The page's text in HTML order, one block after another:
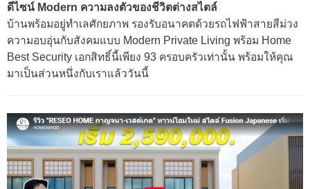
ดีไซน์ Modern ความลงตัวของชีวิตต่างสไตล์
บ้านพร้อมอยู่ทำเลศักยภาพ รองรับอนาคตด้วยรถไฟฟ้าสายสีม่วง
ความอบอุ่นกับสังคมแบบ Modern Private Living พร้อม Home
Best Security เอกสิทธิ์นี้เพียง 93 ครอบครัวเท่านั้น พร้อมให้คุณ
มาเป็นส่วนหนึ่งกับเราแล้ววันนี้